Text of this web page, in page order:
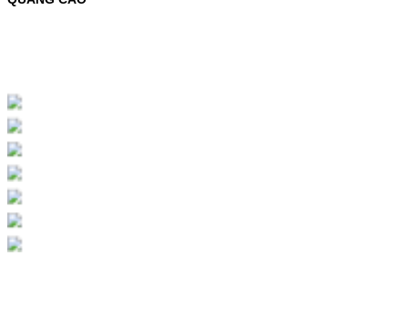
MỰC NẠP MÀU 119A CHO DÒNG MÁY HP
Chọn mua
HỘP MỰC MÀU SAMSUNG
CLT-403S CHO DÒNG MÁY
SL-C435/C436
HỘP MỰC MÀU SAMSUNG CLT-403S CHO
DÒNG MÁY SL-C435/C436MÃ HỘP MỰC:-
Samsung CLT-403S- Loại mực: Mực in laser